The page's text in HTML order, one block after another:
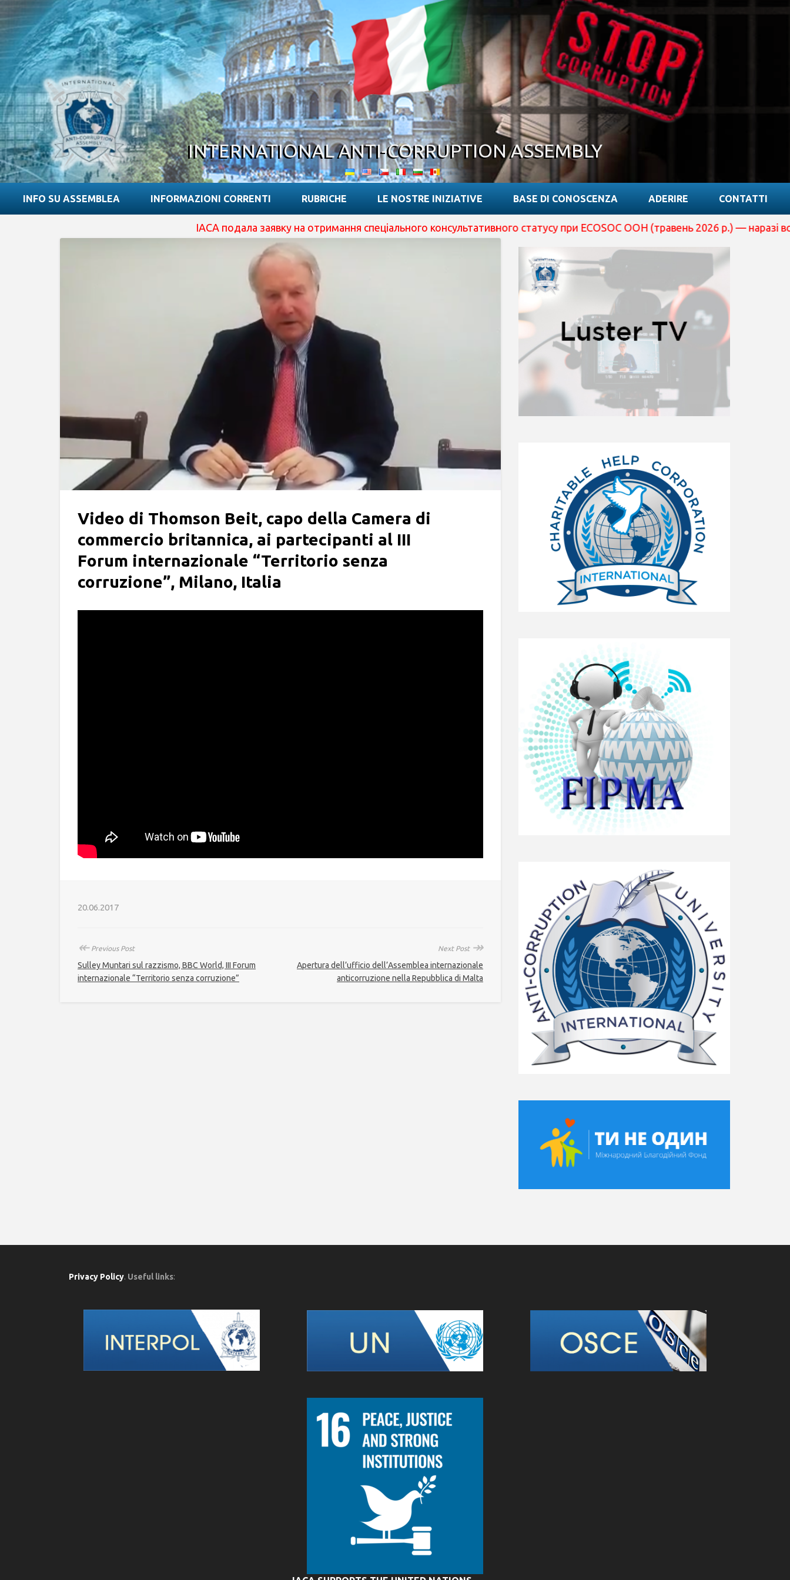
INTERNATIONAL ANTI-CORRUPTION ASSEMBLY
INFO SU ASSEMBLEA INFORMAZIONI CORRENTI RUBRICHE LE NOSTRE INIZIATIVE BASE DI CONOSCENZA ADERIRE CONTATTI
IACA подала заявку на отримання спеціального консультативного статусу при ECOSOC ООН (травень 2026 р.) — наразі
Video di Thomson Beit, capo della Camera di
commercio britannica, ai partecipanti al III
Forum internazionale “Territorio senza
corruzione”, Milano, Italia
20.06.2017
↞Previous Post
Sulley Muntari sul razzismo, BBC World, III Forum
internazionale “Territorio senza corruzione”
Next Post ↠
Apertura dell’ufficio dell’Assemblea internazionale
anticorruzione nella Repubblica di Malta
Privacy Policy. Useful links: